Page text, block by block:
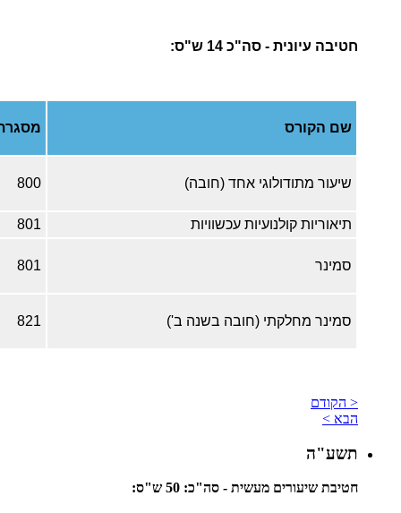
חטיבה עיונית - סה"כ 14 ש"ס:
שם הקורס
שיעור מתודולוגי אחד (חובה) 800
תיאוריות קולנועיות עכשוויות 801
סמינר 801
סמינר מחלקתי (חובה בשנה ב') 821
< הקודם
הבא >
תשע"ה
חטיבת שיעורים מעשית - סה"כ: 50 ש"ס: